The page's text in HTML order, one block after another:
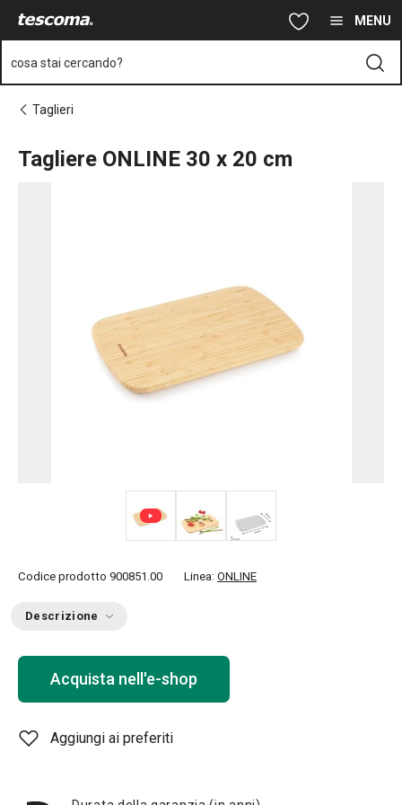
Vai al contenuto principale MENU
cosa stai cercando?
Taglieri
Tagliere ONLINE 30 x 20 cm
Codice prodotto 900851.00 Linea: ONLINE
Descrizione
Acquista nell'e-shop
Aggiungi ai preferiti